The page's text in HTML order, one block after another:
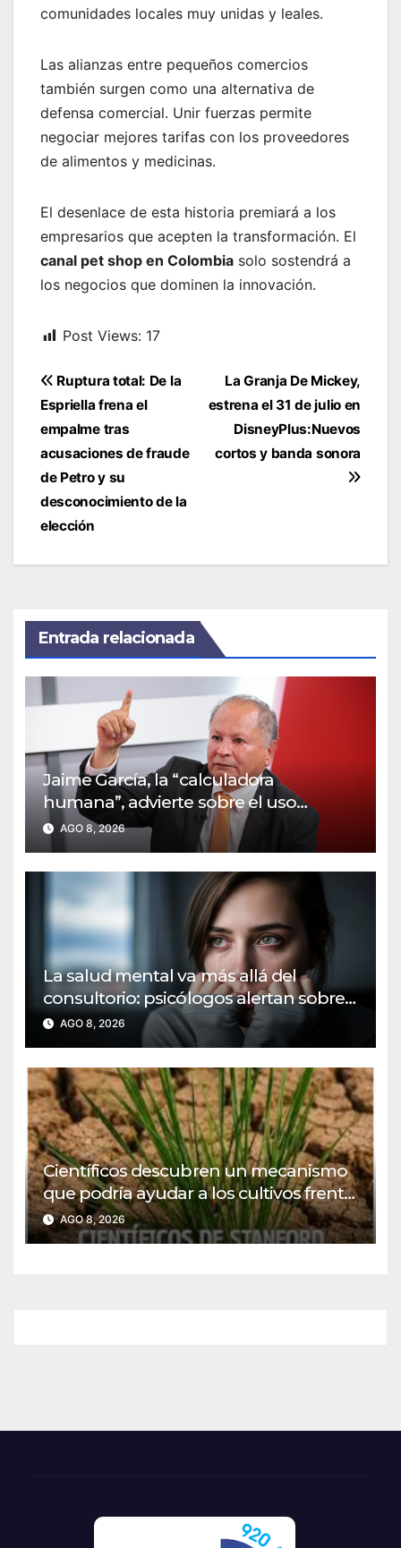
comunidades locales muy unidas y leales.
Las alianzas entre pequeños comercios
también surgen como una alternativa de
defensa comercial. Unir fuerzas permite
negociar mejores tarifas con los proveedores
de alimentos y medicinas.
El desenlace de esta historia premiará a los
empresarios que acepten la transformación. El
canal pet shop en Colombia solo sostendrá a
los negocios que dominen la innovación.
Post Views: 17
Navegación
de
entradas
La Granja De Mickey,
estrena el 31 de julio en
DisneyPlus:Nuevos
cortos y banda sonora
Ruptura total: De la
Espriella frena el
empalme tras
acusaciones de fraude
de Petro y su
desconocimiento de la
elección
Entrada relacionada
Jaime García, la “calculadora
humana”, advierte sobre el uso
excesivo de la inteligencia artificial
AGO 8, 2026
La salud mental va más allá del
consultorio: psicólogos alertan sobre
nuevos desafíos sociales
AGO 8, 2026
Científicos descubren un mecanismo
que podría ayudar a los cultivos frente
al calor y la sequía
AGO 8, 2026